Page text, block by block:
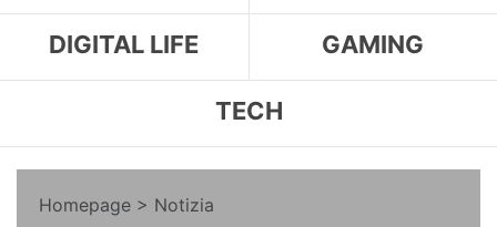
DIGITAL LIFE GAMING
TECH
Homepage > Notizia